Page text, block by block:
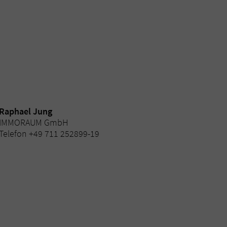
Raphael Jung
IMMORAUM GmbH
+49 711 252899-19